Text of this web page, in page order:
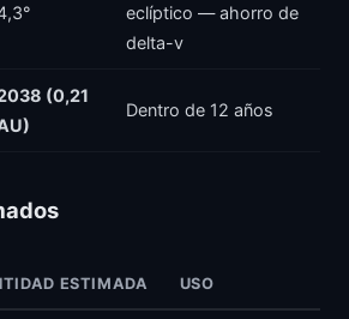
eclíptico — ahorro de
delta-v
(0,21
Dentro de 12 años
ESTIMADA USO